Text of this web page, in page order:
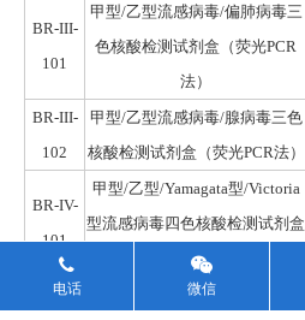
BR-III-
101
甲型/乙型流感病毒/偏肺病毒三
色核酸检测试剂盒（荧光PCR
法）
BR-III-
102
甲型/乙型流感病毒/腺病毒三色
核酸检测试剂盒（荧光PCR法）
BR-IV-
101
甲型/乙型/Yamagata型/Victoria
型流感病毒四色核酸检测试剂盒
（荧光PCR法）
BR-IV-
重病原体核酸检测试剂
电话 微信